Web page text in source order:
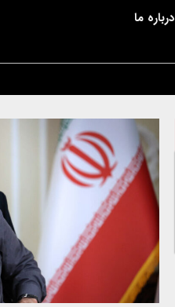
درباره ما